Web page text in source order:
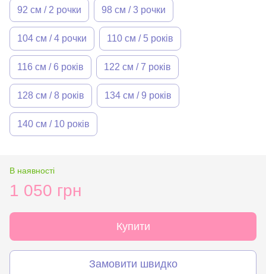
92 см / 2 рочки 98 см / 3 рочки
104 см / 4 рочки 110 см / 5 років
116 см / 6 років 122 см / 7 років
128 см / 8 років 134 см / 9 років
140 см / 10 років
В наявності
1 050 грн
Купити
Замовити швидко